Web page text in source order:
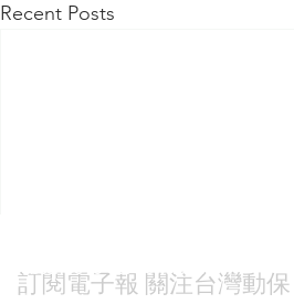
Recent Posts
​訂閱電子報 關注台灣動保
Subscribe to our newsletter